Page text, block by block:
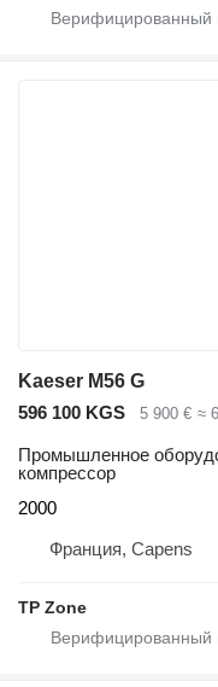
Kaeser M56 G
596 100 KGS
5 900 € ≈
Промышленное
компрессор
2000
Франция, Capens
TP Zone